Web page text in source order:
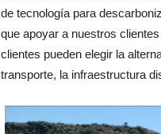
de tecnología para
que apoyar a nuestros
clientes pueden elegir la
transporte, la infraestructura